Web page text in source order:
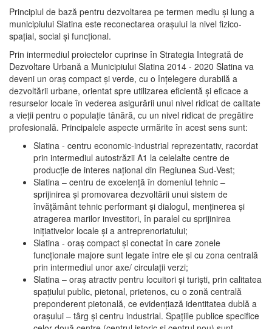
Principiul de bază pentru dezvoltarea pe termen mediu şi lung a
municipiului Slatina este reconectarea oraşului la nivel fizico-
spaţial, social şi funcţional.
Prin intermediul proiectelor cuprinse în Strategia Integrată de
Dezvoltare Urbană a Municipiului Slatina 2014 - 2020 Slatina va
deveni un oraş compact şi verde, cu o înţelegere durabilă a
dezvoltării urbane, orientat spre utilizarea eficientă şi eficace a
resurselor locale în vederea asigurării unui nivel ridicat de calitate
a vieţii pentru o populaţie tânără, cu un nivel ridicat de pregătire
profesională. Principalele aspecte urmărite în acest sens sunt:
Slatina - centru economic-industrial reprezentativ, racordat
prin intermediul autostrăzii A1 la celelalte centre de
producţie de interes naţional din Regiunea Sud-Vest;
Slatina – centru de excelenţă în domeniul tehnic –
sprijinirea şi promovarea dezvoltării unui sistem de
învăţământ tehnic performant şi dialogul, menţinerea şi
atragerea marilor investitori, în paralel cu sprijinirea
iniţiativelor locale şi a antreprenoriatului;
Slatina - oraş compact şi conectat în care zonele
funcţionale majore sunt legate între ele şi cu zona centrală
prin intermediul unor axe/ circulații verzi;
Slatina – oraş atractiv pentru locuitori şi turişti, prin calitatea
spaţiului public, pietonal, prietenos, cu o zonă centrală
preponderent pietonală, ce evidenţiază identitatea dublă a
oraşului – târg şi centru industrial. Spaţiile publice specifice